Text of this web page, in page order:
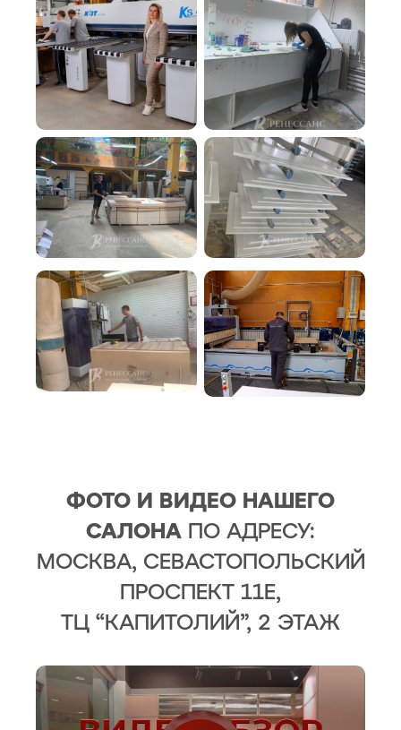
ФОТО И ВИДЕО НАШЕГО
САЛОНА ПО АДРЕСУ:
МОСКВА, СЕВАСТОПОЛЬСКИЙ
ПРОСПЕКТ 11Е,
ТЦ “КАПИТОЛИЙ”, 2 ЭТАЖ